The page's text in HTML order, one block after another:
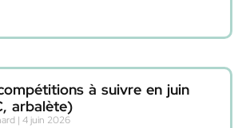
à suivre en juin
arbalète)
4 juin 2026